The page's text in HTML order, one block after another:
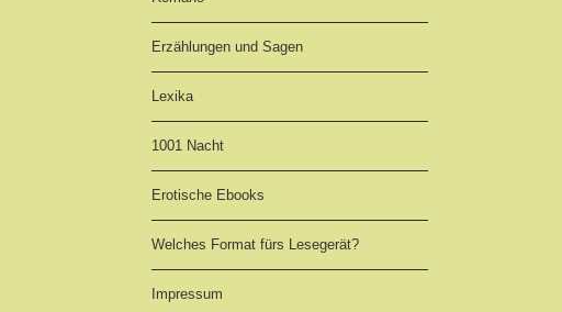
Erzählungen und Sagen
Lexika
1001 Nacht
Erotische Ebooks
Welches Format fürs Lesegerät?
Impressum